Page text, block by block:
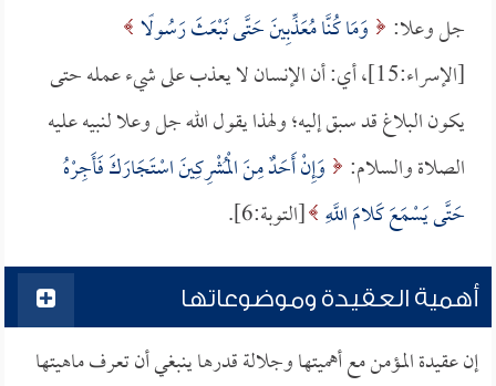
جل وعلا:
وَمَا كُنَّا مُعَذِّبِينَ حَتَّى نَبْعَثَ رَسُولًا
[الإسراء:15]، أي: أن الإنسان لا يعذب على شيء عمله حتى
يكون البلاغ قد سبق إليه؛ ولهذا يقول الله جل وعلا لنبيه عليه
الصلاة والسلام:
وَإِنْ أَحَدٌ مِنَ الْمُشْرِكِينَ اسْتَجَارَكَ فَأَجِرْهُ
حَتَّى يَسْمَعَ كَلامَ اللَّهِ [التوبة:6].
أهمية العقيدة وموضوعاتها
إن عقيدة المؤمن مع أهميتها وجلالة قدرها ينبغي أن تعرف ماهيتها